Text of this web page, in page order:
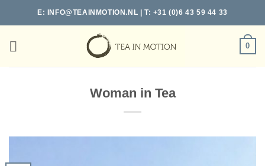
E: INFO@TEAINMOTION.NL | T: +31 (0)6 43 59 44 33
0
Woman in Tea